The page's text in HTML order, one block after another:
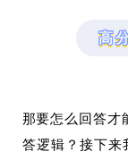
高
那要怎么回答才
答逻辑？接下